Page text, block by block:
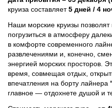
круиза составляет5 дней / 4
Наши морские круизы позволят
погрузиться в атмосферу
в комфорте современного
развлечениями и, конечно,
энергией морских просторов.
время, совмещая отдых,
впечатления на борту лайнера
главное — отдохнете душой и